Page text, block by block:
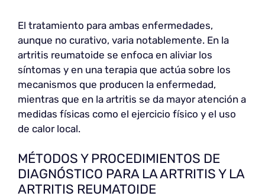
El tratamiento para ambas enfermedades,
aunque no curativo, varia notablemente. En la
artritis reumatoide se enfoca en aliviar los
síntomas y en una terapia que actúa sobre los
mecanismos que producen la enfermedad,
mientras que en la artritis se da mayor atención a
medidas físicas como el ejercicio físico y el uso
de calor local.
MÉTODOS Y PROCEDIMIENTOS DE
DIAGNÓSTICO PARA LA ARTRITIS Y LA
ARTRITIS REUMATOIDE